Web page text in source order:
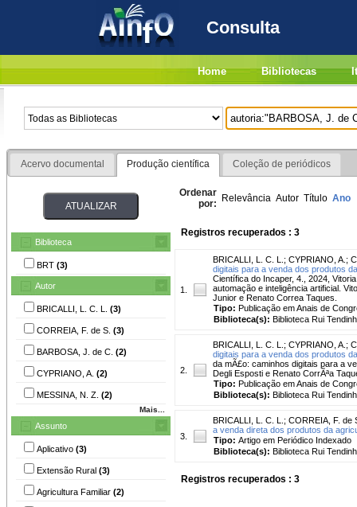
Consulta
Home Bibliotecas
Acervo documental Produção científica Coleção de periódicos
Biblioteca
BRT (3)
Autor
BRICALLI, L. C. L. (3)
CORREIA, F. de S. (3)
BARBOSA, J. de C. (2)
CYPRIANO, A. (2)
MESSINA, N. Z. (2)
Mais...
Assunto
Aplicativo (3)
Extensão Rural (3)
Agricultura Familiar (2)
Ordenar
por: Relevância Autor Título Ano
Registros recuperados : 3
1.
BRICALLI, L. C. L. ; CYPRIANO, A. ;
digitais para a venda dos produtos
Científica do Incaper, 4., 2024,
automação e inteligência artificial.
Junior e Renato Correa Taques.
Tipo: Publicação em Anais de
Biblioteca(s): Biblioteca Rui
2.
BRICALLI, L. C. L. ; CYPRIANO, A. ;
digitais para a venda dos produtos
da mÃ£o: caminhos digitais para a
Degli Esposti e Renato CorrÃªa
Tipo: Publicação em Anais de
Biblioteca(s): Biblioteca Rui
3.
BRICALLI, L. C. L. ; CORREIA, F. de
a venda direta dos produtos da
Tipo: Artigo em Periódico Indexado
Biblioteca(s): Biblioteca Rui
Registros recuperados : 3